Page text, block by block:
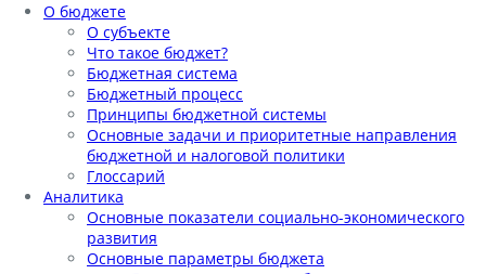
О бюджете
О субъекте
Что такое бюджет?
Бюджетная система
Бюджетный процесс
Принципы бюджетной системы
Основные задачи и приоритетные направления
бюджетной и налоговой политики
Глоссарий
Аналитика
Основные показатели социально-экономического
развития
Основные параметры бюджета